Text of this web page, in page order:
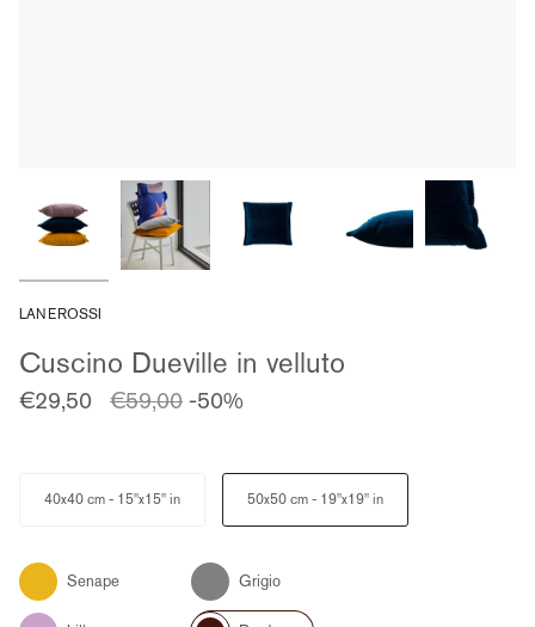
LANEROSSI
Cuscino Dueville in velluto
€29,50
Prezzo
€59,00 -50%
40x40 cm - 15"x15" in
50x50 cm - 19"x19" in
Color
Senape
Grigio